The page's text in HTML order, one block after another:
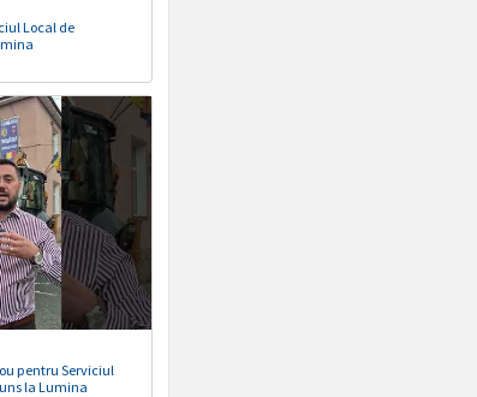
Local de
pentru Serviciul
la Lumina